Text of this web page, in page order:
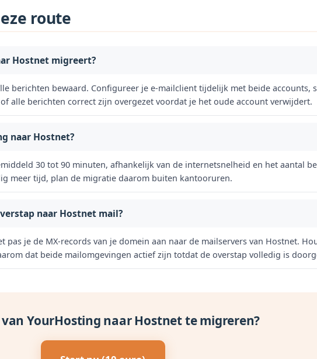
route
Hostnet migreert?
berichten bewaard. Configureer je e-mailclient tijdelijk met beide accounts,
alle berichten correct zijn overgezet voordat je het oude account verwijdert.
naar Hostnet?
30 tot 90 minuten, afhankelijk van de internetsnelheid en het aantal
meer tijd, plan de migratie daarom buiten kantooruren.
naar Hostnet mail?
pas je de MX-records van je domein aan naar de mailservers van Hostnet.
dat beide mailomgevingen actief zijn totdat de overstap volledig is
YourHosting naar Hostnet te migreren?